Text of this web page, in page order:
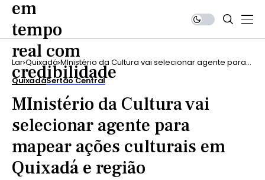
Lar Quixadá MInistério da Cultura vai selecionar agente para
mapear ações culturais em Quixadá e região
QuixadáSertão Central
MInistério da Cultura vai
selecionar agente para
mapear ações culturais em
Quixadá e região